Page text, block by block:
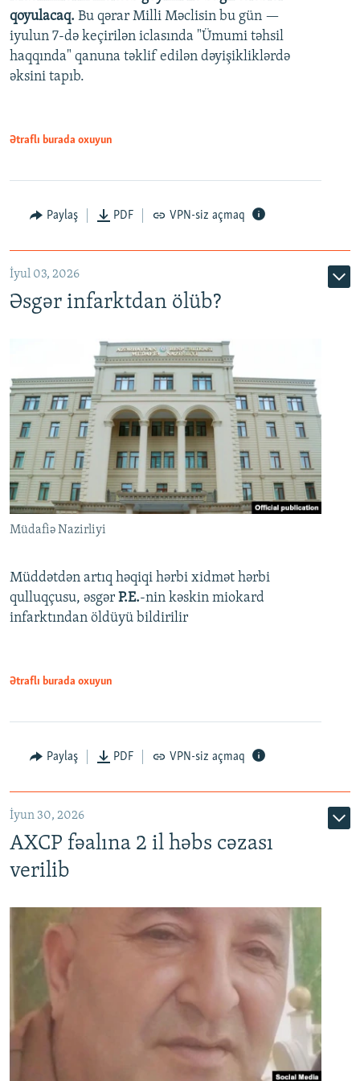
Auto 240p 360p 480p
720p 1080p
480p
720p
qoyulacaq. Bu qərar Milli Məclisin bu gün —
iyulun 7-də keçirilən iclasında "Ümumi təhsil
haqqında" qanuna təklif edilən dəyişikliklərdə
əksini tapıb.
Ətraflı burada oxuyun
Paylaş PDF VPN-siz açmaq
İyul 03, 2026
Əsgər infarktdan ölüb?
Müdafiə Nazirliyi
Müddətdən artıq həqiqi hərbi xidmət hərbi
qulluqçusu, əsgər P.E.-nin kəskin miokard
infarktından öldüyü bildirilir
Ətraflı burada oxuyun
Paylaş PDF VPN-siz açmaq
İyun 30, 2026
AXCP fəalına 2 il həbs cəzası
verilib